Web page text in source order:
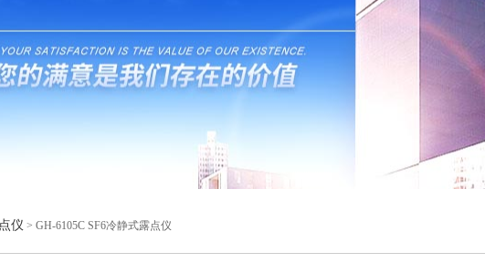
仪 > GH-6105C SF6冷静式露点仪